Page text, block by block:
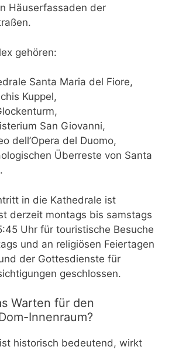
Häuserfassaden der
gehören:
Santa Maria del Fiore,
Kuppel,
San Giovanni,
dell’Opera del Duomo,
Überreste von Santa
in die Kathedrale ist
derzeit montags bis samstags
Uhr für touristische Besuche
und an religiösen Feiertagen
der Gottesdienste für
geschlossen.
Warten für den
Innenraum?
historisch bedeutend, wirkt